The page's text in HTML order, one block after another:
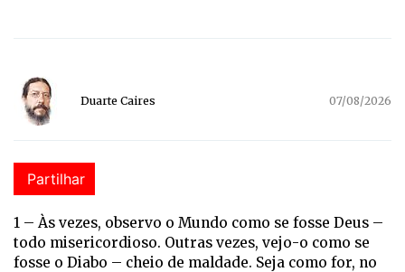
Duarte Caires 07/08/2026
Partilhar
1 – Às vezes, observo o Mundo como se fosse Deus –
todo misericordioso. Outras vezes, vejo-o como se
fosse o Diabo – cheio de maldade. Seja como for, no